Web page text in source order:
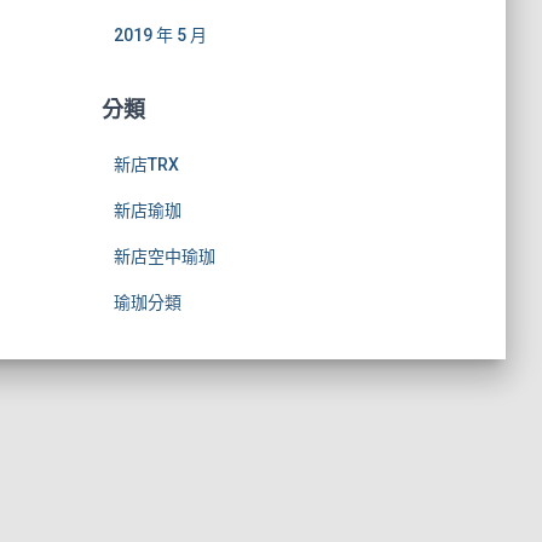
2019 年 5 月
分類
新店TRX
新店瑜珈
新店空中瑜珈
瑜珈分類